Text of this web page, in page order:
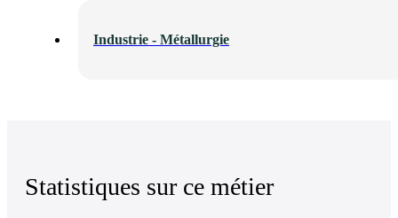
Industrie - Métallurgie
Statistiques sur ce métier